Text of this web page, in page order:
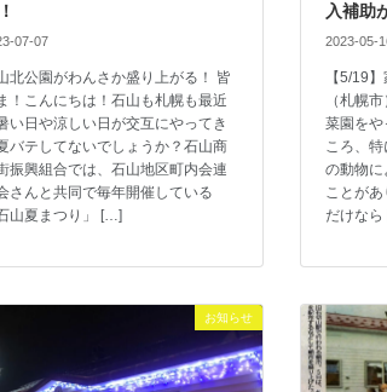
07-07
北公園がわんさか盛り上がる！ 皆
！こんにちは！石山も札幌も最近
い日や涼しい日が交互にやってき
バテしてないでしょうか？石山商
振興組合では、石山地区町内会連
さんと共同で毎年開催している
石山夏まつり」 […]
入補助
2023-05-
【5/19
（札幌
菜園をや
ころ、
の動物に
ことが
だけな
お知らせ